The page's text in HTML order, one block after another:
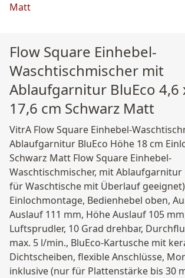
Matt
Flow Square Einhebel-
Waschtischmischer mit
Ablaufgarnitur BluEco 4,6
17,6 cm Schwarz Matt
VitrA Flow Square Einhebel-
Ablaufgarnitur BluEco Höhe 18 cm
Schwarz Matt Flow Square Einhebel-
Waschtischmischer, mit Ablaufgarnitur
für Waschtische mit Überlauf
Einlochmontage, Bedienhebel oben,
Auslauf 111 mm, Höhe Auslauf 105
Luftsprudler, 10 Grad drehbar,
max. 5 l/min., BluEco-Kartusche mit
Dichtscheiben, flexible Anschlüsse,
inklusive (nur für Plattenstärke bis 30